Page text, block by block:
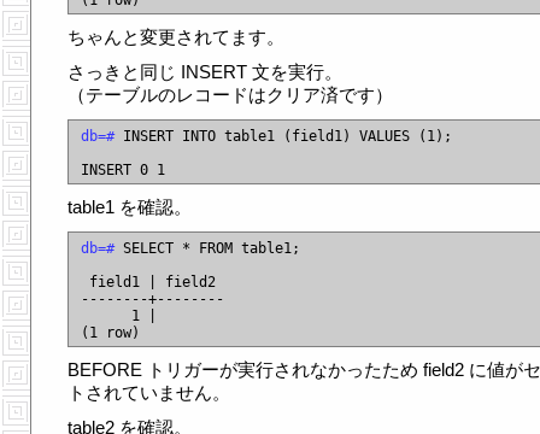
ちゃんと変更されてます。
さっきと同じ INSERT 文を実行。
（テーブルのレコードはクリア済です）
db=# INSERT INTO table1 (field1) VALUES (1);
table1 を確認。
db=# SELECT * FROM table1;
field1 | field2
--------+--------
      1 |
BEFORE トリガーが実行されなかったため field2 に値が
トされていません。
table2 を確認。